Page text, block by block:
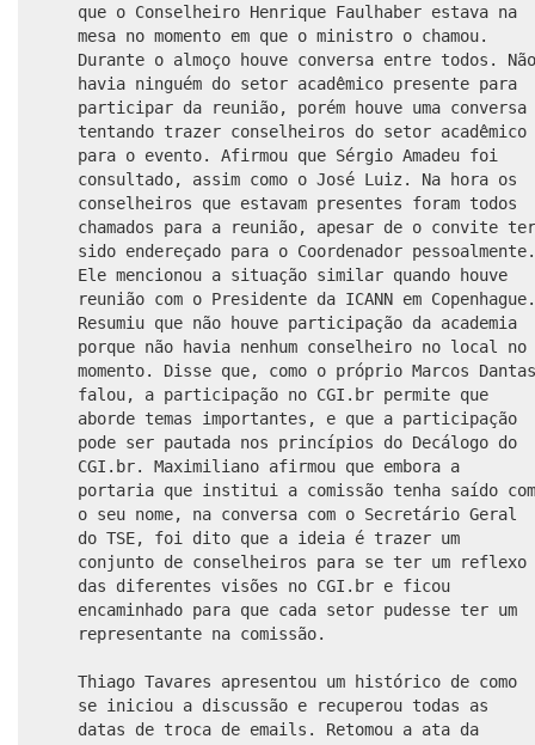
que o Conselheiro Henrique Faulhaber estava na
mesa no momento em que o ministro o chamou.
Durante o almoço houve conversa entre todos. Não
havia ninguém do setor acadêmico presente para
participar da reunião, porém houve uma conversa
tentando trazer conselheiros do setor acadêmico
para o evento. Afirmou que Sérgio Amadeu foi
consultado, assim como o José Luiz. Na hora os
conselheiros que estavam presentes foram todos
chamados para a reunião, apesar de o convite ter
sido endereçado para o Coordenador pessoalmente.
Ele mencionou a situação similar quando houve
reunião com o Presidente da ICANN em Copenhague.
Resumiu que não houve participação da academia
porque não havia nenhum conselheiro no local no
momento. Disse que, como o próprio Marcos Dantas
falou, a participação no CGI.br permite que
aborde temas importantes, e que a participação
pode ser pautada nos princípios do Decálogo do
CGI.br. Maximiliano afirmou que embora a
portaria que institui a comissão tenha saído com
o seu nome, na conversa com o Secretário Geral
do TSE, foi dito que a ideia é trazer um
conjunto de conselheiros para se ter um reflexo
das diferentes visões no CGI.br e ficou
encaminhado para que cada setor pudesse ter um
representante na comissão.
Thiago Tavares apresentou um histórico de como
se iniciou a discussão e recuperou todas as
datas de troca de emails. Retomou a ata da